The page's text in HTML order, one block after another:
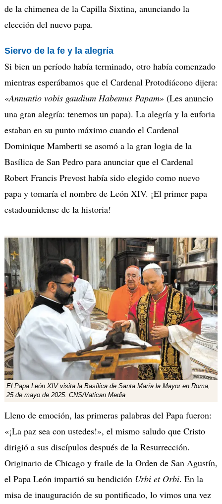
de la chimenea de la Capilla Sixtina, anunciando la
elección del nuevo papa.
Siervo de la fe y la alegría
Si bien un período había terminado, otro había comenzado
mientras esperábamos que el Cardenal Protodiácono dijera:
«Annuntio vobis gaudium Habemus Papam» (Les anuncio
una gran alegría: tenemos un papa). La alegría y la euforia
estaban en su punto máximo cuando el Cardenal
Dominique Mamberti se asomó a la gran logia de la
Basílica de San Pedro para anunciar que el Cardenal
Robert Francis Prevost había sido elegido como nuevo
papa y tomaría el nombre de León XIV. ¡El primer papa
estadounidense de la historia!
El Papa León XIV visita la Basílica de Santa María la Mayor en Roma,
25 de mayo de 2025. CNS/Vatican Media
Lleno de emoción, las primeras palabras del Papa fueron:
«¡La paz sea con ustedes!», el mismo saludo que Cristo
dirigió a sus discípulos después de la Resurrección.
Originario de Chicago y fraile de la Orden de San Agustín,
el Papa León impartió su bendición Urbi et Orbi. En la
misa de inauguración de su pontificado, lo vimos una vez